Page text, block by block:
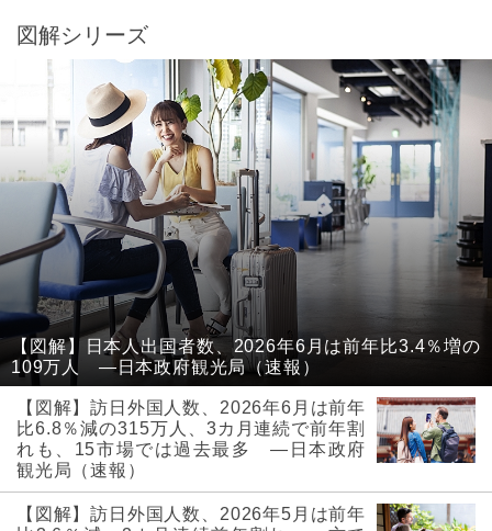
図解シリーズ
【図解】日本人出国者数、2026年6月は前年比3.4％増の
109万人 ―日本政府観光局（速報）
【図解】訪日外国人数、2026年6月は前年
比6.8％減の315万人、3カ月連続で前年割
れも、15市場では過去最多 ―日本政府
観光局（速報）
【図解】訪日外国人数、2026年5月は前年